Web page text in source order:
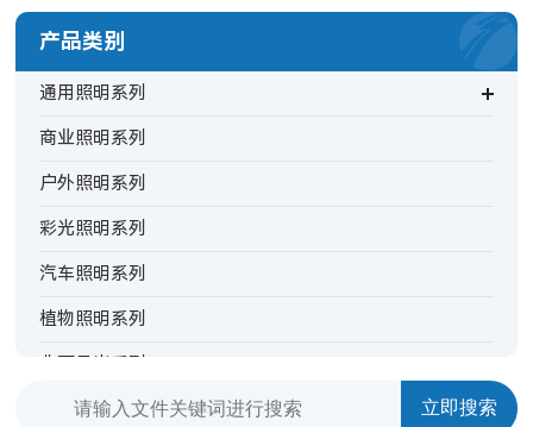
产品类别
通用照明系列
商业照明系列
户外照明系列
彩光照明系列
汽车照明系列
植物照明系列
非可见光系列
背光指示系列